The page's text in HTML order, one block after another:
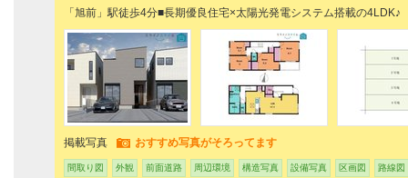
「旭前」駅徒歩4分■長期優良住宅×太陽光発電システム搭載の4LDK♪
掲載写真 おすすめ写真がそろってます
間取り図 外観 前面道路 周辺環境 構造写真 設備写真 区画図 路線図